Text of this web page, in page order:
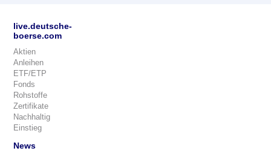
live.deutsche-
boerse.com
Aktien
Anleihen
ETF/ETP
Fonds
Rohstoffe
Zertifikate
Nachhaltig
Einstieg
News